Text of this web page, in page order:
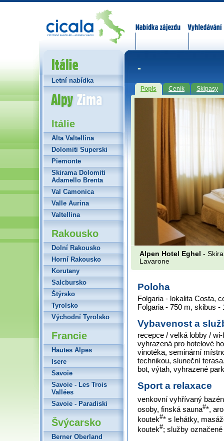
-
Popis Ceník Skipasy
Alpen Hotel Eghel -
Lavarone
Poloha
Folgaria - lokalita Costa,
Folgaria - 750 m, skibus -
Vybavenost a
recepce / velká lobby /
vyhrazená pro hotelové
vinotéka, seminární
technikou, sluneční
bot, výtah, vyhrazené
Sport a relaxace
venkovní vyhřívaný
osoby, finská sauna#*,
koutek#* s lehátky,
koutek#; služby označené
Itálie
Letní nabídka
Alpy Zima
Itálie
Alta Valtellina
Dolomiti Superski
Piemonte
Skirama Dolomiti
Adamello Brenta
Val Camonica
Valle Aurina
Valtellina
Rakousko
Dolní Rakousko
Horní Rakousko
Korutany
Salcbursko
Štýrsko
Tyrolsko
Východní Tyrolsko
Francie
Hautes Alpes
Isere
Savoie
Savoie - Les Trois
Vallées
Savoie - Paradiski
Švýcarsko
Berner Oberland